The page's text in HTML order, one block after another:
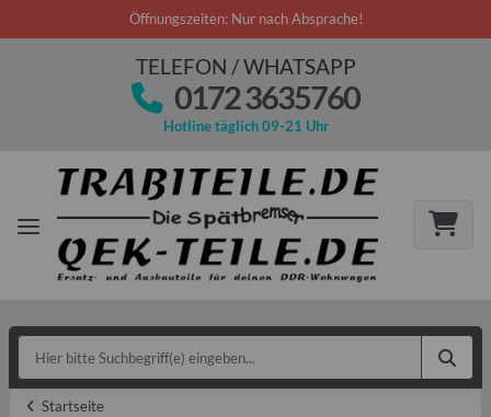
Öffnungszeiten: Nur nach Absprache!
TELEFON / WHATSAPP
0172 3635760
Hotline täglich 09-21 Uhr
Startseite